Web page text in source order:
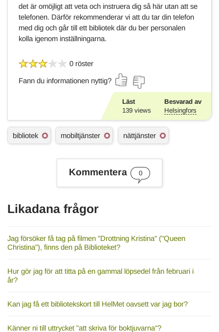
det är omöjligt att veta och instruera dig så här utan att se
telefonen. Därför rekommenderar vi att du tar din telefon
med dig och går till ett bibliotek där du ber personalen
kolla igenom inställningarna.
0 röster
Fann du informationen nyttig?
Läst
139 views
Besvarad av
Helsingfors
Ä
m
bibliotek mobiltjänster nättjänster
Kommentera 0
Likadana frågor
Jag försöker få tag på filmen "Drottning Kristina" ("Queen
Christina"), finns den på Biblioteket?
Hur gör jag för att titta på en gammal löpsedel från februari i
år?
Kan jag få ett bibliotekskort till HelMet oavsett var jag bor?
Känner ni till uttrycket "att skriva för boktjuvarna"?